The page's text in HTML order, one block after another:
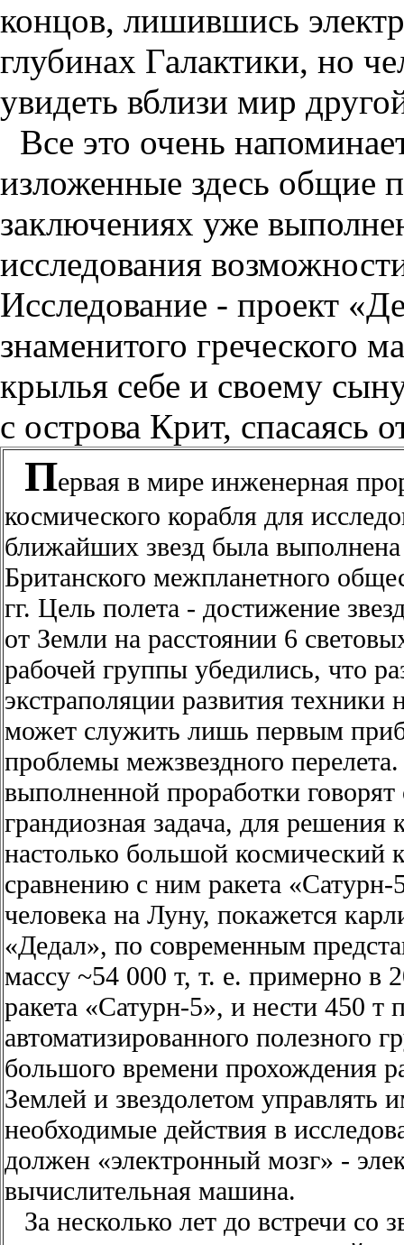
концов, лишившись
глубинах Галактики, но
увидеть вблизи мир
Все это очень
изложенные здесь общие
заключениях уже
исследования
Исследование - проект
знаменитого греческого
крылья себе и своему
с острова Крит, спасаясь
Первая в мире инженерная
космического корабля для
ближайших звезд была
Британского межпланетного
гг. Цель полета - достижение
от Земли на расстоянии 6
рабочей группы убедились, что
экстраполяции развития техники
может служить лишь первым
проблемы межзвездного перелета.
выполненной проработки говорят
грандиозная задача, для решения
настолько большой космический
сравнению с ним ракета «Сатурн-
человека на Луну, покажется
«Дедал», по современным
массу ~54 000 т, т. е. примерно в
ракета «Сатурн-5», и нести 450 т
автоматизированного полезного
большого времени прохождения
Землей и звездолетом управлять
необходимые действия в
должен «электронный мозг» -
вычислительная машина.
За несколько лет до встречи со